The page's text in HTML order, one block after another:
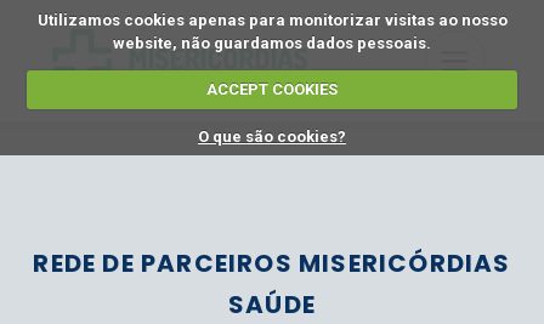
Utilizamos cookies apenas para monitorizar visitas ao nosso
website, não guardamos dados pessoais.
ACCEPT COOKIES
O que são cookies?
REDE DE PARCEIROS MISERICÓRDIAS
SAÚDE